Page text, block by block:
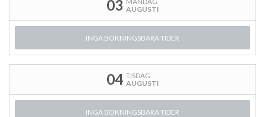
03 AUGUSTI
INGA BOKNINGSBARA TIDER
04 TISDAG
AUGUSTI
INGA BOKNINGSBARA TIDER